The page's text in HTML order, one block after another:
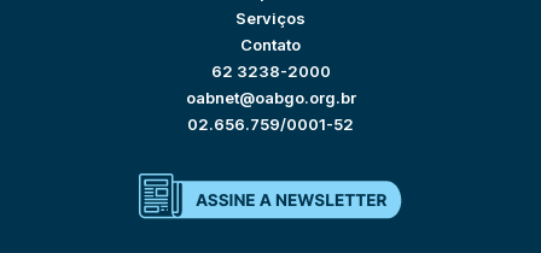
Serviços
Contato
62 3238-2000
oabnet@oabgo.org.br
02.656.759/0001-52